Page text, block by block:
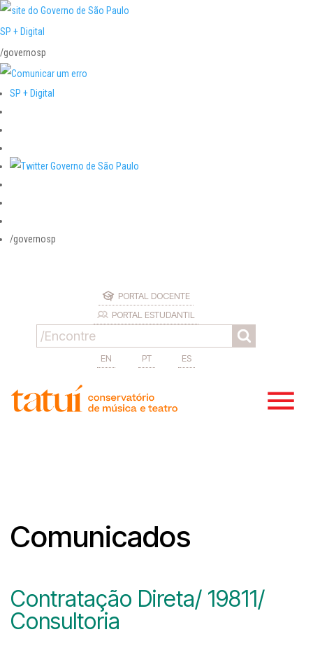
SP + Digital
/governosp
SP + Digital
/governosp
PORTAL DOCENTE
PORTAL ESTUDANTIL
EN PT ES
Comunicados
Contratação Direta/ 19811/
Consultoria